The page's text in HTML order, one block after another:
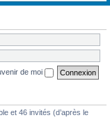
de moi
et 46 invités (d’après le